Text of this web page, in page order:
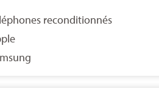
reconditionnés